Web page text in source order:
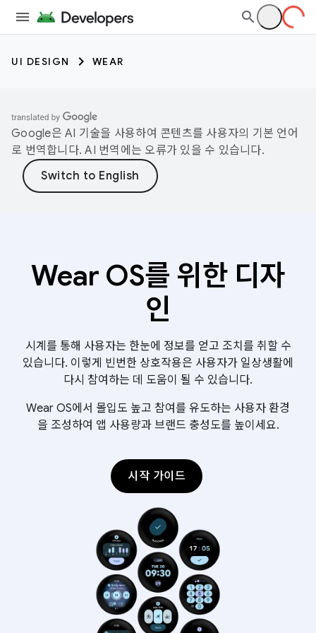
UI DESIGN WEAR
Google은 AI 기술을 사용하여 콘텐츠를 사용자의 기본 언어
로 번역합니다. AI 번역에는 오류가 있을 수 있습니다.
Wear OS를 위한 디자
인
시계를 통해 사용자는 한눈에 정보를 얻고 조치를 취할 수
있습니다. 이렇게 빈번한 상호작용은 사용자가 일상생활에
다시 참여하는 데 도움이 될 수 있습니다.
Wear OS에서 몰입도 높고 참여를 유도하는 사용자 환경
을 조성하여 앱 사용량과 브랜드 충성도를 높이세요.
시작 가이드